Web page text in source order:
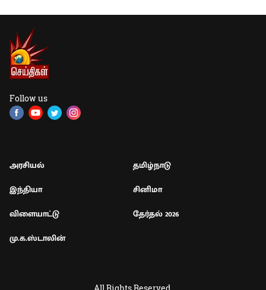
Follow us
அரசியல்
தமிழ்நாடு
இந்தியா
சினிமா
விளையாட்டு
தேர்தல் 2026
மு.க.ஸ்டாலின்